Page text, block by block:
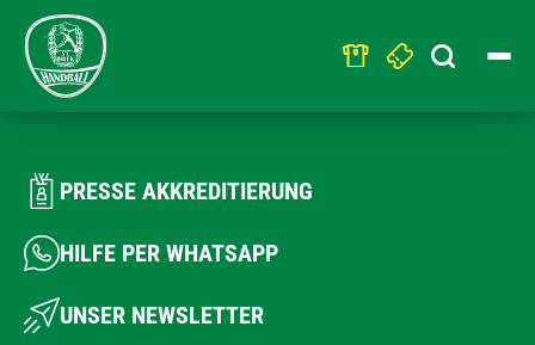
Search
for:
PRESSE AKKREDITIERUNG
HILFE PER WHATSAPP
UNSER NEWSLETTER